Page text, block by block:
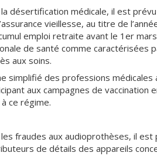
désertification médicale, il est
vieillesse, au titre de
emploi retraite avant le 1er
de santé comme caractérisées
aux soins.
simplifié des professions médicales
aux campagnes de vaccination
ce régime.
fraudes aux audioprothèses, il est
de détails des appareils